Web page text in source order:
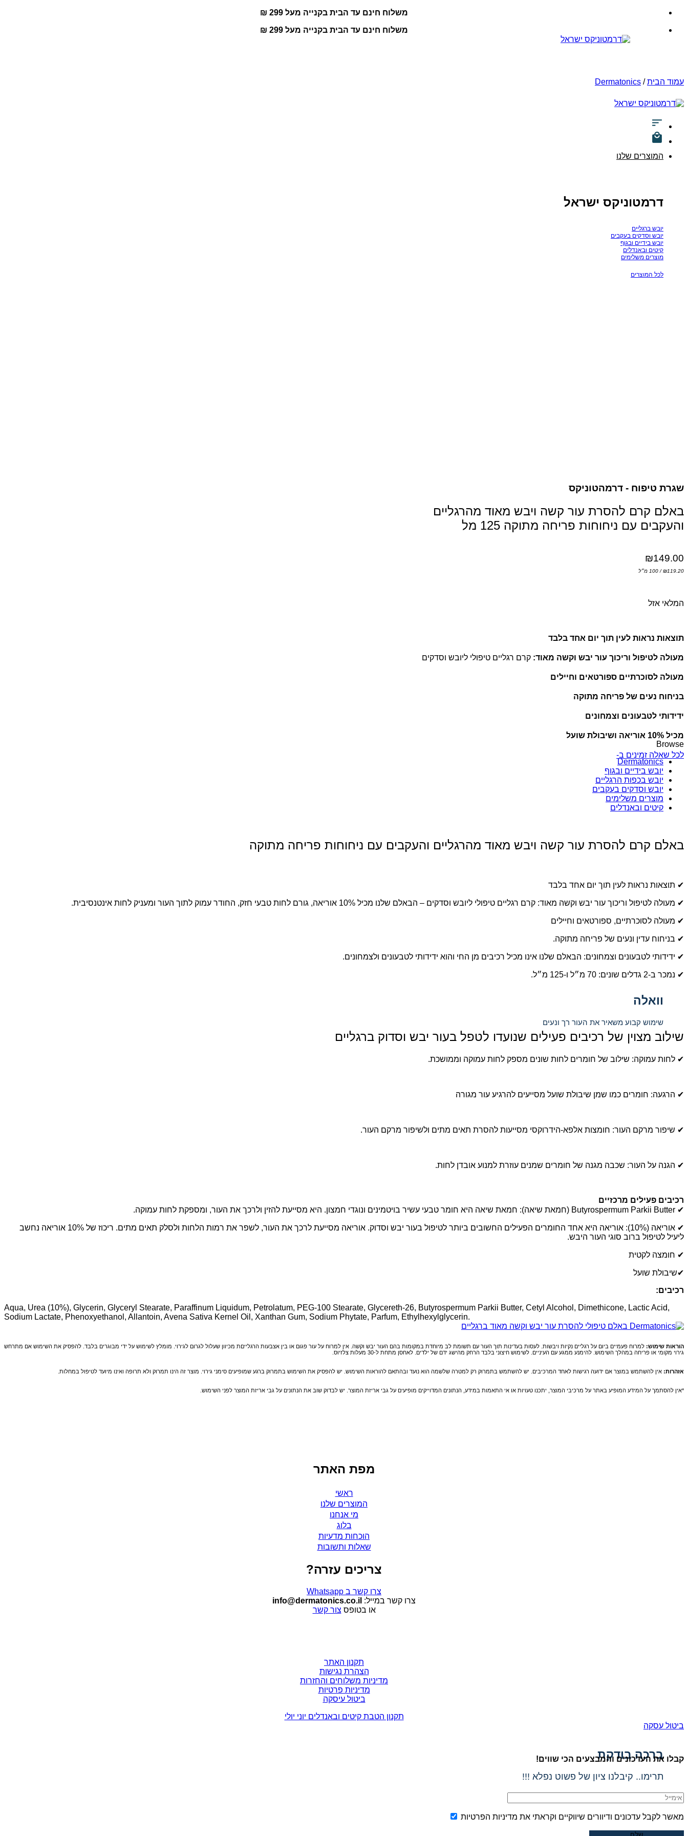
Skip
content
משלוח חינם עד הבית בקנייה מעל 299 ₪
משלוח חינם עד הבית בקנייה מעל 299 ₪
המוצרים שלנו
דרמטוניקס ישראל
יובש ברגליים
יובש וסדקים בעקבים
יובש בידיים ובגוף
קיטים ובאנדלים
מוצרים משלימים
לכל המוצרים
וואלה
שימוש קבוע משאיר את העור רך ונעים
ברכה בודקת
תרימו.. קיבלנו ציון של פשוט נפלא !!!
עמוד הבית /
Dermatonics
שגרת טיפוח - דרמהטוניקס
באלם קרם להסרת עור קשה ויבש מאוד מהרגליים
והעקבים עם ניחוחות פריחה מתוקה 125 מל
₪149.00
₪119.20 / 100 מ״ל
המלאי אזל
תוצאות נראות לעין תוך יום אחד בלבד
מעולה לטיפול וריכוך עור יבש וקשה מאוד: קרם רגליים טיפולי ליובש וסדקים
מעולה לסוכרתיים ספורטאים וחיילים
בניחוח נעים של פריחה מתוקה
ידידותי לטבעונים וצמחונים
מכיל 10% אוריאה ושיבולת שועל
לכל שאלה זמינים ב-
Browse
Dermatonics
יובש בידיים ובגוף
יובש בכפות הרגליים
יובש וסדקים בעקבים
מוצרים משלימים
קיטים ובאנדלים
באלם קרם להסרת עור קשה ויבש מאוד מהרגליים והעקבים עם ניחוחות פריחה מתוקה
✔ תוצאות נראות לעין תוך יום אחד בלבד
✔ מעולה לטיפול וריכוך עור יבש וקשה מאוד: קרם רגליים טיפולי ליובש וסדקים – הבאלם שלנו מכיל 10% אוריאה, גורם לחות טבעי חזק, החודר עמוק לתוך העור ומעניק לחות אינטנסיבית.
✔ מעולה לסוכרתיים, ספורטאים וחיילים
✔ בניחוח עדין ונעים של פריחה מתוקה.
✔ ידידותי לטבעונים וצמחונים: הבאלם שלנו אינו מכיל רכיבים מן החי והוא ידידותי לטבעונים ולצמחונים.
✔ נמכר ב-2 גדלים שונים: 70 מ״ל ו-125 מ״ל.
שילוב מצוין של רכיבים פעילים שנועדו לטפל בעור יבש וסדוק ברגליים
✔ לחות עמוקה: שילוב של חומרים לחות שונים מספק לחות עמוקה וממושכת.
✔ הרגעה: חומרים כמו שמן שיבולת שועל מסייעים להרגיע עור מגורה
✔ שיפור מרקם העור: חומצות אלפא-הידרוקסי מסייעות להסרת תאים מתים ולשיפור מרקם העור.
✔ הגנה על העור: שכבה מגנה של חומרים שמנים עוזרת למנוע אובדן לחות.
רכיבים פעילים מרכזיים
✔ Butyrospermum Parkii Butter (חמאת שיאה): חמאת שיאה היא חומר טבעי עשיר בויטמינים ונוגדי חמצון. היא מסייעת להזין ולרכך את העור, ומספקת לחות עמוקה.
✔ אוריאה (10%): אוריאה היא אחד החומרים הפעילים החשובים ביותר לטיפול בעור יבש וסדוק. אוריאה מסייעת לרכך את העור, לשפר את רמות הלחות ולסלק תאים מתים. ריכוז של 10% אוריאה נחשב
ליעיל לטיפול ברוב סוגי העור היבש.
✔ חומצה לקטית
✔שיבולת שועל
רכיבים:
Aqua, Urea (10%), Glycerin, Glyceryl Stearate, Paraffinum Liquidum, Petrolatum, PEG-100 Stearate, Glycereth-26, Butyrospermum Parkii Butter, Cetyl Alcohol, Dimethicone, Lactic Acid,
Sodium Lactate, Phenoxyethanol, Allantoin, Avena Sativa Kernel Oil, Xanthan Gum, Sodium Phytate, Parfum, Ethylhexylglycerin.
הוראות שימוש: למרוח פעמיים ביום על רגליים נקיות ויבשות. לעסות בעדינות תוך העור עם תשומת לב מיוחדת במקומות בהם העור יבש וקשה. אין למרוח על עור פגום או בין אצבעות הרגלייםת מכיוון שעלול לגרום לגירוי. מומלץ לשימוש על ידי מבוגרים בלבד. להפסיק את השימוש אם מתרחש
גירוי מקומי או פריחה במהלך השימוש. להימנע ממגע עם העיניים. לשימוש חיצוני בלבד הרחק מהישג ידם של ילדים. לאחסן מתחת ל-30 מעלות צלזיוס.
אזהרות: אין להשתמש במוצר אם ידועה רגישות לאחד המרכיבים. יש להשתמש בתמרוק רק למטרה שלשמה הוא נועד ובהתאם להוראות השימוש. יש להפסיק את השימוש בתמרוק ברגע שמופיעים סימני גירוי. מוצר זה הינו תמרוק ולא תרופה ואינו מיועד לטיפול במחלות.
*אין להסתמך על המידע המופיע באתר על מרכיבי המוצר, יתכנו טעויות או אי התאמות במידע, הנתונים המדוייקים מופיעים על גבי אריזת המוצר. יש לבדוק שוב את הנתונים על גבי אריזת המוצר לפני השימוש.
מפת האתר
ראשי
המוצרים שלנו
מי אנחנו
בלוג
הוכחות מדעיות
שאלות ותשובות
צריכים עזרה?
צרו קשר ב Whatsapp
צרו קשר במייל: info@dermatonics.co.il
או בטופס צור קשר
תקנון האתר
הצהרת נגישות
מדיניות משלוחים והחזרות
מדיניות פרטיות
ביטול עיסקה
תקנון הטבת קיטים ובאנדלים יוני יולי
ביטול עסקה
קבלו את העדכונים והמבצעים הכי שווים!
מאשר לקבל עדכונים ודיוורים שיווקיים וקראתי את מדיניות הפרטיות